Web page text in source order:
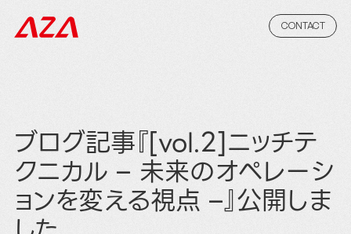
CONTACT
ブログ記事『[vol.2]ニッチテ
クニカル – 未来のオペレーシ
ョンを変える視点 –』公開しま